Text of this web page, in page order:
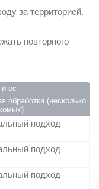
за территорией.
повторного
ос
обработка (несколько
подход
подход
подход